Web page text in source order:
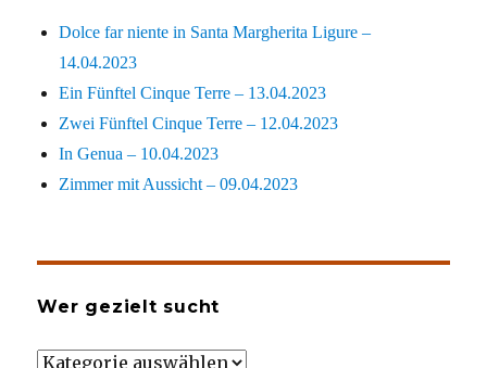
Dolce far niente in Santa Margherita Ligure –
14.04.2023
Ein Fünftel Cinque Terre – 13.04.2023
Zwei Fünftel Cinque Terre – 12.04.2023
In Genua – 10.04.2023
Zimmer mit Aussicht – 09.04.2023
Wer gezielt sucht
Wer